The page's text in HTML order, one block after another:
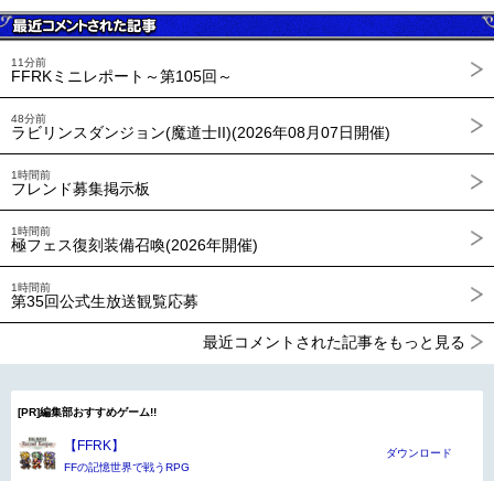
11分前
FFRKミニレポート～第105回～
48分前
ラビリンスダンジョン(魔道士II)(2026年08月07日開催)
1時間前
フレンド募集掲示板
1時間前
極フェス復刻装備召喚(2026年開催)
1時間前
第35回公式生放送観覧応募
最近コメントされた記事をもっと見る
[PR]編集部おすすめゲーム!!
【FFRK】
FFの記憶世界で戦うRPG
ダウンロード